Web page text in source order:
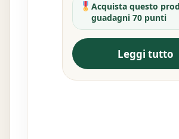
Acquista questo
guadagni 70 punti
Leggi tutto